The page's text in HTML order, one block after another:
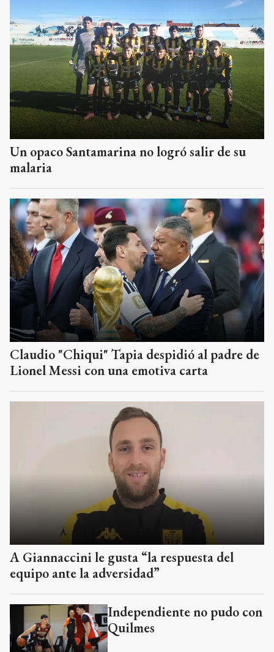
Un opaco Santamarina no logró salir de su
malaria
Claudio "Chiqui" Tapia despidió al padre de
Lionel Messi con una emotiva carta
A Giannaccini le gusta “la respuesta del
equipo ante la adversidad”
Independiente no pudo con
Quilmes